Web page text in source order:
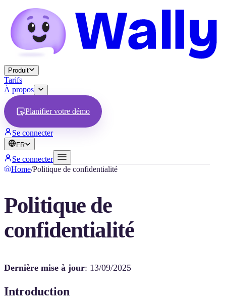
Produit
Tarifs
À propos
Planifier votre démo
Se connecter
FR
Se connecter
Home/Politique de confidentialité
Politique de
confidentialité
Dernière mise à jour: 13/09/2025
Introduction